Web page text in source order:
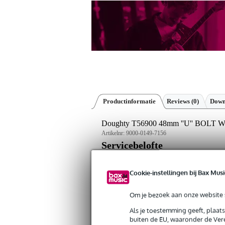
Cookie-instellingen bij Bax
Om je bezoek aan onze
Als je toestemming geeft,
buiten de EU, waaronder de
Productinformatie Reviews (0)
Doughty T56900 48mm ''U'' BOLT
Artikelnr: 9000-0149-7156
Servicebelofte
Bax Music Garantie: Op dit product
Op dit product krijg je 3 jaar Bax Music
Plus- en minpunten
Compleet setje met saddle